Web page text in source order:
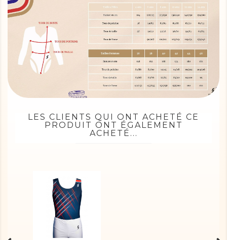
LES CLIENTS QUI ONT ACHETÉ CE
PRODUIT ONT ÉGALEMENT
ACHETÉ...